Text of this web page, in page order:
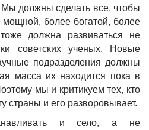
должны сделать все, чтобы
более богатой, более
должна развиваться не
советских ученых. Новые
подразделения должны
масса их находится пока в
мы и критикуем тех, кто
страны и его разворовывает.
и село, а не